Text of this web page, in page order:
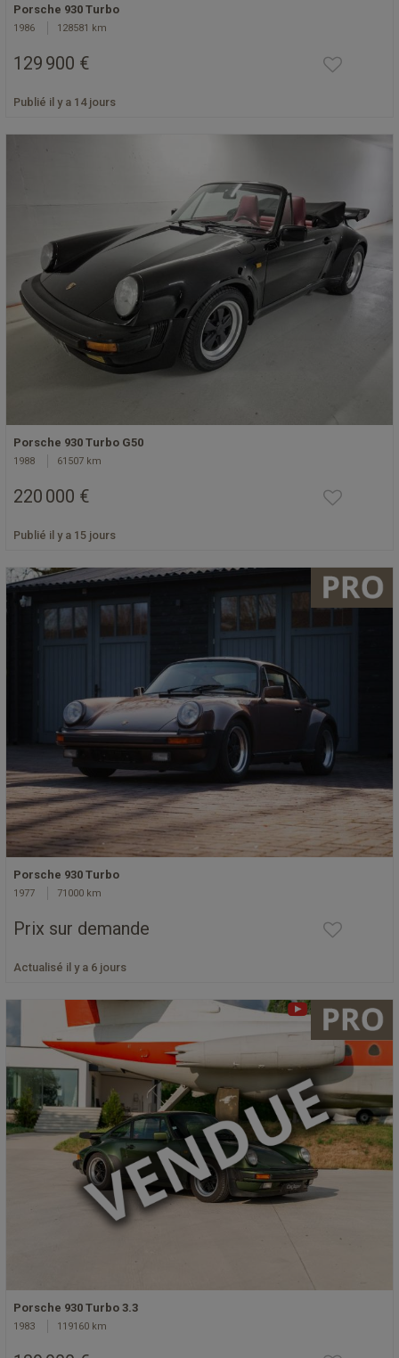
Porsche 930 Turbo
1986 128581 km
129 900 €
Publié il y a 14 jours
Porsche 930 Turbo G50
1988 61507 km
220 000 €
Publié il y a 15 jours
Porsche 930 Turbo
1977 71000 km
Prix sur demande
Actualisé il y a 6 jours
Porsche 930 Turbo 3.3
1983 119160 km